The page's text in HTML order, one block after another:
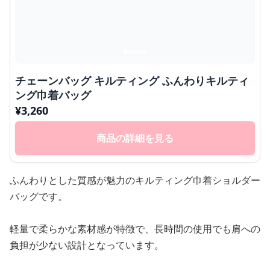
チェーンバッグ キルティング ふんわりキルティ
ング巾着バッグ
¥3,260
商品の詳細を見る
ふんわりとした質感が魅力のキルティング巾着ショルダー
バッグです。
軽量で柔らかな素材感が特徴で、長時間の使用でも肩への
負担が少ない設計となっています。